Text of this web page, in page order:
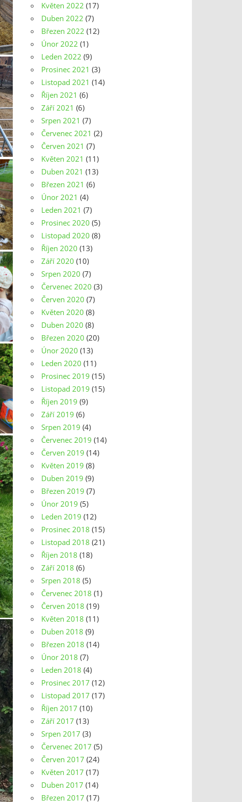
Květen 2022 (17)
Duben 2022 (7)
Březen 2022 (12)
Únor 2022 (1)
Leden 2022 (9)
Prosinec 2021 (3)
Listopad 2021 (14)
Říjen 2021 (6)
Září 2021 (6)
Srpen 2021 (7)
Červenec 2021 (2)
Červen 2021 (7)
Květen 2021 (11)
Duben 2021 (13)
Březen 2021 (6)
Únor 2021 (4)
Leden 2021 (7)
Prosinec 2020 (5)
Listopad 2020 (8)
Říjen 2020 (13)
Září 2020 (10)
Srpen 2020 (7)
Červenec 2020 (3)
Červen 2020 (7)
Květen 2020 (8)
Duben 2020 (8)
Březen 2020 (20)
Únor 2020 (13)
Leden 2020 (11)
Prosinec 2019 (15)
Listopad 2019 (15)
Říjen 2019 (9)
Září 2019 (6)
Srpen 2019 (4)
Červenec 2019 (14)
Červen 2019 (14)
Květen 2019 (8)
Duben 2019 (9)
Březen 2019 (7)
Únor 2019 (5)
Leden 2019 (12)
Prosinec 2018 (15)
Listopad 2018 (21)
Říjen 2018 (18)
Září 2018 (6)
Srpen 2018 (5)
Červenec 2018 (1)
Červen 2018 (19)
Květen 2018 (11)
Duben 2018 (9)
Březen 2018 (14)
Únor 2018 (7)
Leden 2018 (4)
Prosinec 2017 (12)
Listopad 2017 (17)
Říjen 2017 (10)
Září 2017 (13)
Srpen 2017 (3)
Červenec 2017 (5)
Červen 2017 (24)
Květen 2017 (17)
Duben 2017 (14)
Březen 2017 (17)